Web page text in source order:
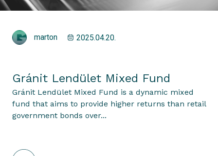
marton 2025.04.20.
Gránit Lendület Mixed Fund
Gránit Lendület Mixed Fund is a dynamic mixed
fund that aims to provide higher returns than retail
government bonds over...